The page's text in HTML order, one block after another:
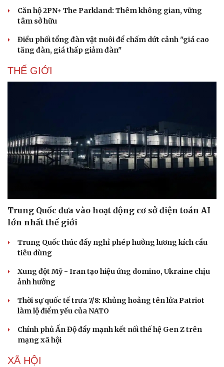
Thể thao
Bóng đá
Thế giới thể thao
eSports
Hậu trường
Ô tô - Xe máy
Tư vấn
Căn hộ 2PN+ The Parkland: Thêm không gian, vững
tâm sở hữu
Điều phối tổng đàn vật nuôi để chấm dứt cảnh "giá cao
tăng đàn, giá thấp giảm đàn"
THẾ GIỚI
Trung Quốc đưa vào hoạt động cơ sở điện toán AI
lớn nhất thế giới
Trung Quốc thúc đẩy nghỉ phép hưởng lương kích cầu
tiêu dùng
Xung đột Mỹ - Iran tạo hiệu ứng domino, Ukraine chịu
ảnh hưởng
Thời sự quốc tế trưa 7/8: Khủng hoảng tên lửa Patriot
làm lộ điểm yếu của NATO
Chính phủ Ấn Độ đẩy mạnh kết nối thế hệ Gen Z trên
mạng xã hội
XÃ HỘI